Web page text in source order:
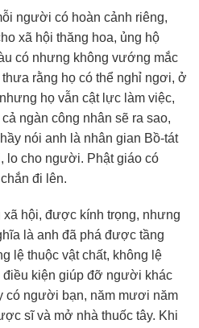
người có hoàn cảnh riêng,
xã hội thăng hoa, ủng hộ
có nhưng không vướng mắc
rằng họ có thể nghỉ ngơi, ở
họ vẫn cật lực làm việc,
ngàn công nhân sẽ ra sao,
nói anh là nhân gian Bồ-tát
lo cho người. Phật giáo có
đi lên.
xã hội, được kính trọng, nhưng
là anh đã phá được tầng
lệ thuộc vật chất, không lệ
điều kiện giúp đỡ người khác
có người bạn, năm mươi năm
sĩ và mở nhà thuốc tây. Khi